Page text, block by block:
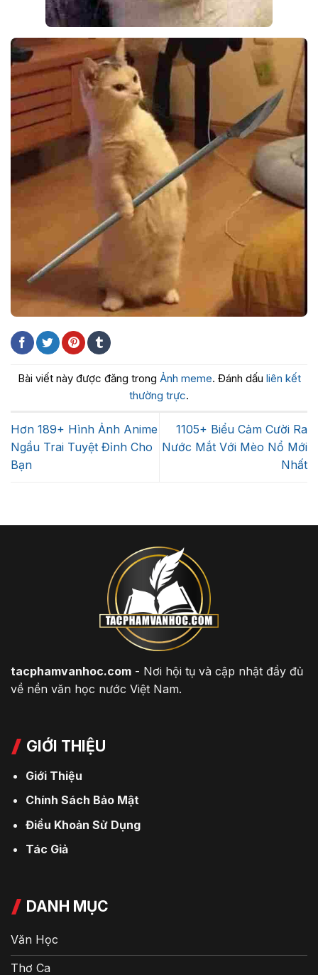
Bài viết này được đăng trong Ảnh meme. Đánh dấu liên kết
thường trực.
Hơn 189+ Hình Ảnh Anime
Ngầu Trai Tuyệt Đỉnh Cho
Bạn
1105+ Biểu Cảm Cười Ra
Nước Mắt Với Mèo Nổ Mới
Nhất
tacphamvanhoc.com - Nơi hội tụ và cập nhật đầy đủ
về nền văn học nước Việt Nam.
GIỚI THIỆU
Giới Thiệu
Chính Sách Bảo Mật
Điều Khoản Sử Dụng
Tác Giả
DANH MỤC
Văn Học
Thơ Ca